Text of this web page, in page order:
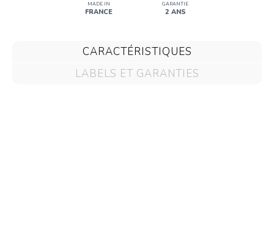
MADE IN
FRANCE
GARANTIE
2 ANS
CARACTÉRISTIQUES
LABELS ET GARANTIES